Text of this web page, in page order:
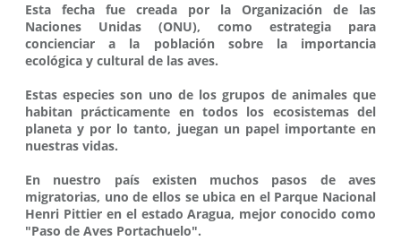
Esta fecha fue creada por la Organización de las
Naciones Unidas (ONU), como estrategia para
concienciar a la población sobre la importancia
ecológica y cultural de las aves.
Estas especies son uno de los grupos de animales que
habitan prácticamente en todos los ecosistemas del
planeta y por lo tanto, juegan un papel importante en
nuestras vidas.
En nuestro país existen muchos pasos de aves
migratorias, uno de ellos se ubica en el Parque Nacional
Henri Pittier en el estado Aragua, mejor conocido como
"Paso de Aves Portachuelo".